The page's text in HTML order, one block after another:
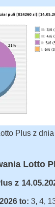
Plus z dnia
Lotto
z
to: 3, 4,